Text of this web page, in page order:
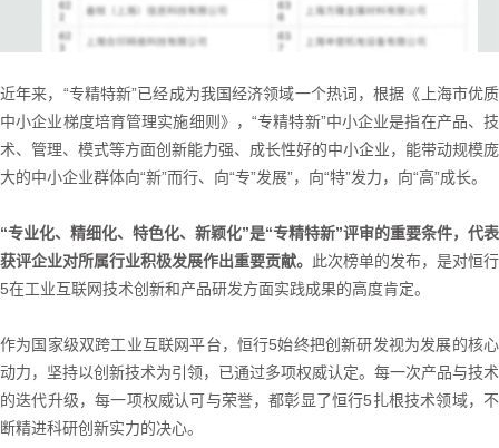
近年来，“专精特新”已经成为我国经济领域一个热词，根据《上海市优质
中小企业梯度培育管理实施细则》，“专精特新”中小企业是指在产品、技
术、管理、模式等方面创新能力强、成长性好的中小企业，能带动规模庞
大的中小企业群体向“新”而行、向“专”发展”，向“特”发力，向“高”成长。
“专业化、精细化、特色化、新颖化”是“专精特新”评审的重要条件，代表
获评企业对所属行业积极发展作出重要贡献。 此次榜单的发布，是对恒行
5在工业互联网技术创新和产品研发方面实践成果的高度肯定。
作为国家级双跨工业互联网平台，恒行5始终把创新研发视为发展的核心
动力，坚持以创新技术为引领，已通过多项权威认定。每一次产品与技术
的迭代升级，每一项权威认可与荣誉，都彰显了恒行5扎根技术领域，不
断精进科研创新实力的决心。